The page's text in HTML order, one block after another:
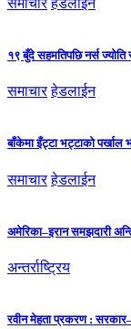
१९ बुँदे सहमतिपछि नर्स
समाचार हेडलाईन
बाँकेमा इँट्टा भट्टाको पर्खाल
समाचार हेडलाईन
अमेरिका–इरान समझदारी
अन्तर्राष्ट्रिय
रवीन मेहता प्रकरण :